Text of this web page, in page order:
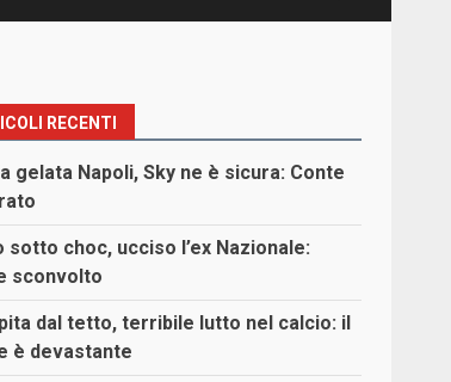
RECENTI
gelata Napoli, Sky ne è sicura: Conte
sotto choc, ucciso l’ex Nazionale:
sconvolto
dal tetto, terribile lutto nel calcio: il
è devastante